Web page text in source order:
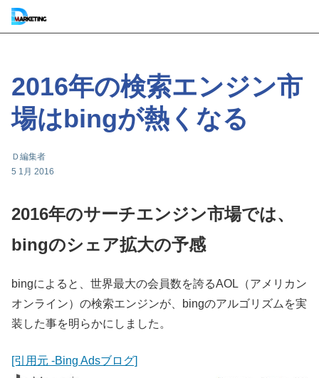
2016年の検索エンジン市
場はbingが熱くなる
Ｄ編集者
5 1月 2016
2016年のサーチエンジン市場では、
bingのシェア拡大の予感
bingによると、世界最大の会員数を誇るAOL（アメリカン
オンライン）の検索エンジンが、bingのアルゴリズムを実
装した事を明らかにしました。
[引用元 -Bing Adsブログ]